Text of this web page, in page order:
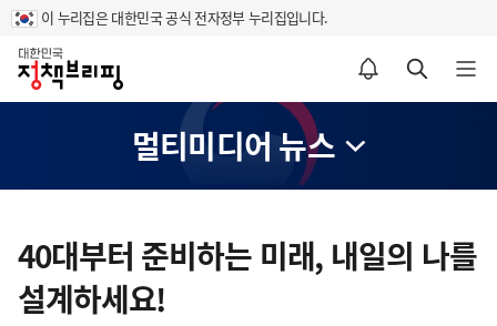
이 누리집은 대한민국 공식 전자정부 누리집입니다.
홈
알림설정 바로가기 검색 바로가기 메뉴 열기
멀티미디어 뉴스
츠
영
40대부터 준비하는 미래, 내일의 나를
설계하세요!